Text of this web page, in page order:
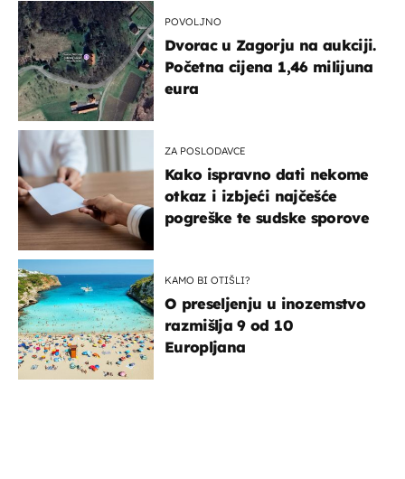
POVOLJNO
Dvorac u Zagorju na aukciji.
Početna cijena 1,46 milijuna
eura
ZA POSLODAVCE
Kako ispravno dati nekome
otkaz i izbjeći najčešće
pogreške te sudske sporove
KAMO BI OTIŠLI?
O preseljenju u inozemstvo
razmišlja 9 od 10
Europljana